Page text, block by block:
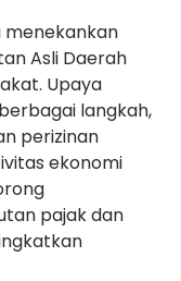
menekankan
Asli Daerah
Upaya
langkah,
perizinan
ekonomi
pajak dan